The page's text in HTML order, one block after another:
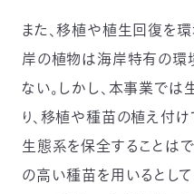
また、移植や植生回復を
岸の植物は海岸特有の環
ない。しかし、本事業では
り、移植や種苗の植え付
生態系を保全することは
の高い種苗を用いるとし